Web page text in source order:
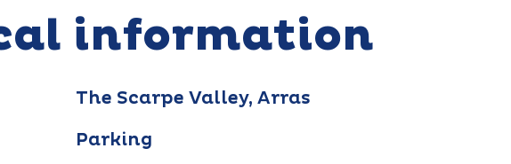
information
The Scarpe Valley, Arras
Parking